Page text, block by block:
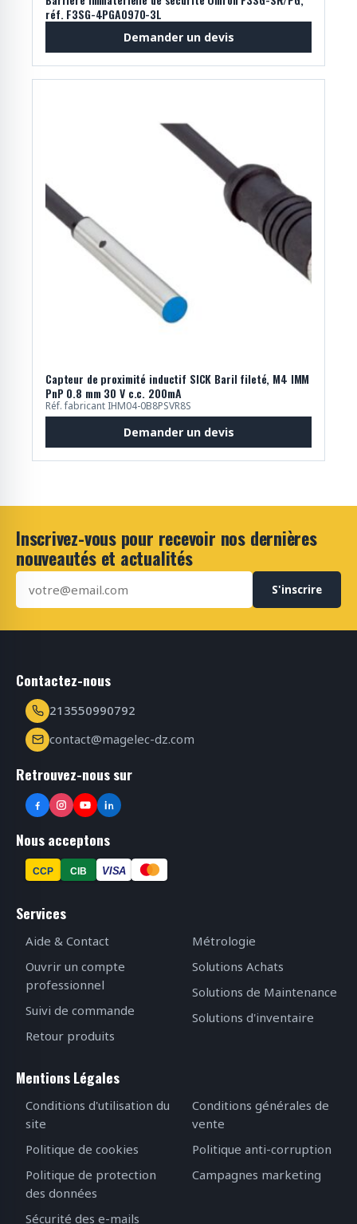
réf. F3SG-4PGA0970-3L
Demander un devis
Capteur de proximité inductif SICK Baril fileté, M4 IMM
PnP 0.8 mm 30 V c.c. 200mA
Réf. fabricant IHM04-0B8PSVR8S
Demander un devis
Inscrivez-vous pour recevoir nos dernières
nouveautés et actualités
S'inscrire
Contactez-nous
213550990792
contact@magelec-dz.com
Retrouvez-nous sur
Nous acceptons
CCP CIB VISA
Services
Aide & Contact
Ouvrir un compte
professionnel
Suivi de commande
Retour produits
Métrologie
Solutions Achats
Solutions de Maintenance
Solutions d'inventaire
Mentions Légales
Conditions d'utilisation du
site
Politique de cookies
Politique de protection
des données
Sécurité des e-mails
Conditions générales de
vente
Politique anti-corruption
Campagnes marketing